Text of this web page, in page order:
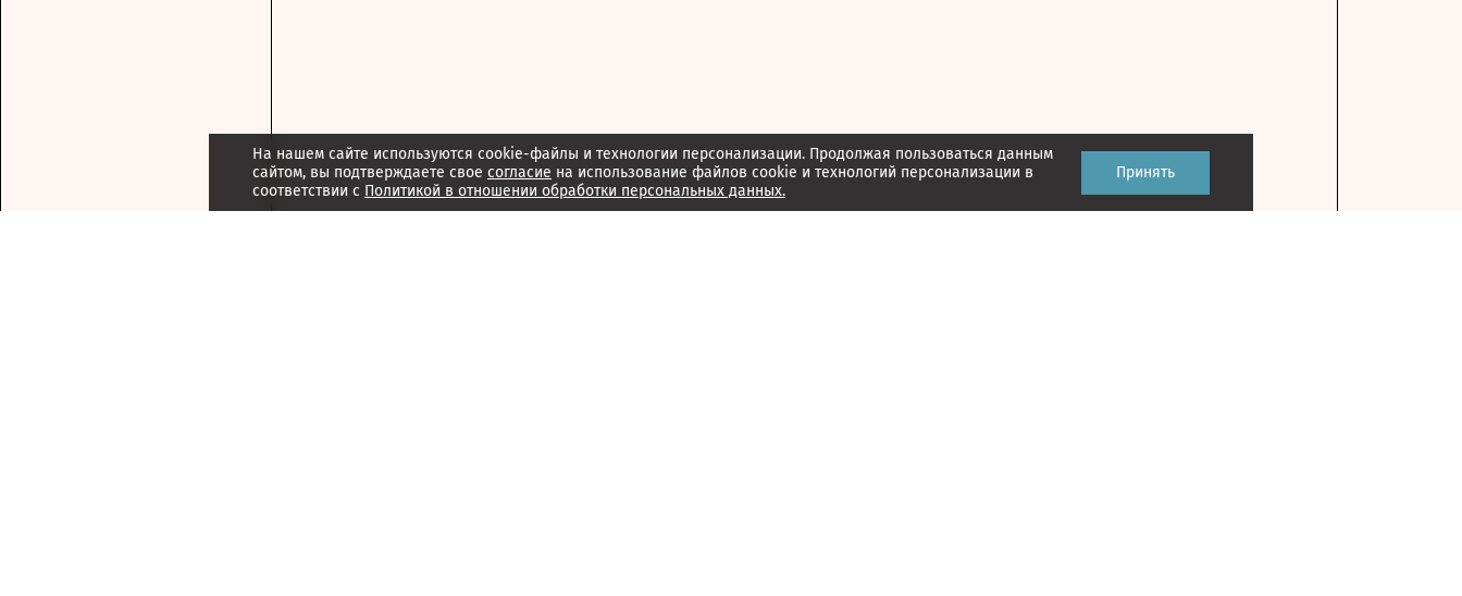
На нашем сайте используются cookie-файлы и технологии персонализации. Продолжая пользоваться данным
сайтом, вы подтверждаете свое согласие на использование файлов cookie и технологий персонализации в
соответствии с Политикой в отношении обработки персональных данных.
Принять